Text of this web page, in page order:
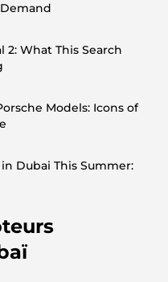
2: What This Search
Models: Icons of
in Dubai This Summer:
World: Hub of Global